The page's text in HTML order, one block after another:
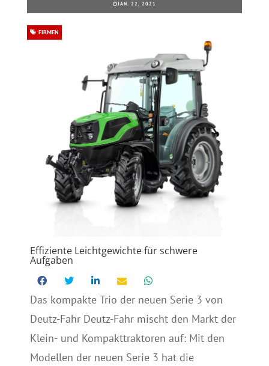
JAN. 22, 2021
Effiziente Leichtgewichte für schwere
Aufgaben
FIRMEN
Das kompakte Trio der neuen Serie 3 von
Deutz-Fahr Deutz-Fahr mischt den Markt der
Klein- und Kompakttraktoren auf: Mit den
Modellen der neuen Serie 3 hat die